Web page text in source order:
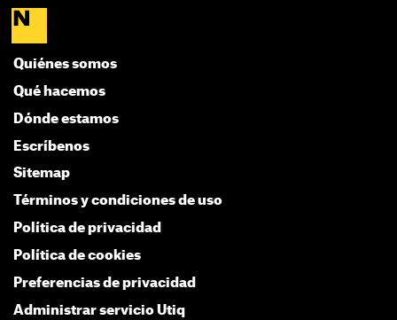
Quiénes somos
Qué hacemos
Dónde estamos
Escríbenos
Sitemap
Términos y condiciones de uso
Política de privacidad
Política de cookies
Preferencias de privacidad
Administrar servicio Utiq